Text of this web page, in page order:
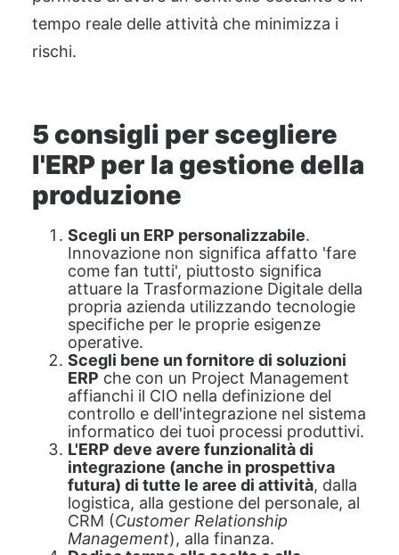
tempo reale delle attività che minimizza i
rischi.
5 consigli per scegliere
l'ERP per la gestione della
produzione
Scegli un ERP personalizzabile.
Innovazione non significa affatto 'fare
come fan tutti', piuttosto significa
attuare la Trasformazione Digitale della
propria azienda utilizzando tecnologie
specifiche per le proprie esigenze
operative.
Scegli bene un fornitore di soluzioni
ERP che con un Project Management
affianchi il CIO nella definizione del
controllo e dell'integrazione nel sistema
informatico dei tuoi processi produttivi.
L'ERP deve avere funzionalità di
integrazione (anche in prospettiva
futura) di tutte le aree di attività, dalla
logistica, alla gestione del personale, al
CRM (Customer Relationship
Management), alla finanza.